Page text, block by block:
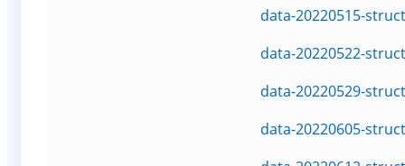
data-20220515-
data-20220522-
data-20220529-
data-20220605-